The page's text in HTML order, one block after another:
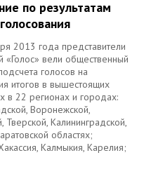
по результатам
2013 года представители
«Голос» вели общественный
голосов на
итогов в вышестоящих
в 22 регионах и городах:
Воронежской,
Тверской, Калининградской,
областях;
Калмыкия, Карелия;